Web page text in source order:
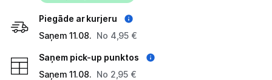
Datoru skaļruņi
Stacionārie datori un piederumi
Piegāde ar kurjeru
Saņem 11.08. No 4,95 €
Saņem pick-up punktos
Saņem 11.08. No 2,95 €